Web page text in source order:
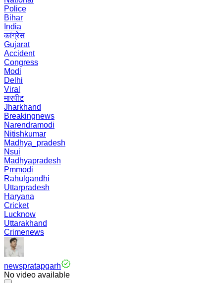
Police
Bihar
India
कांग्रेस
Gujarat
Accident
Congress
Modi
Delhi
Viral
मारपीट
Jharkhand
Breakingnews
Narendramodi
Nitishkumar
Madhya_pradesh
Nsui
Madhyapradesh
Pmmodi
Rahulgandhi
Uttarpradesh
Haryana
Cricket
Lucknow
Uttarakhand
Crimenews
newspratapgarh
No video available